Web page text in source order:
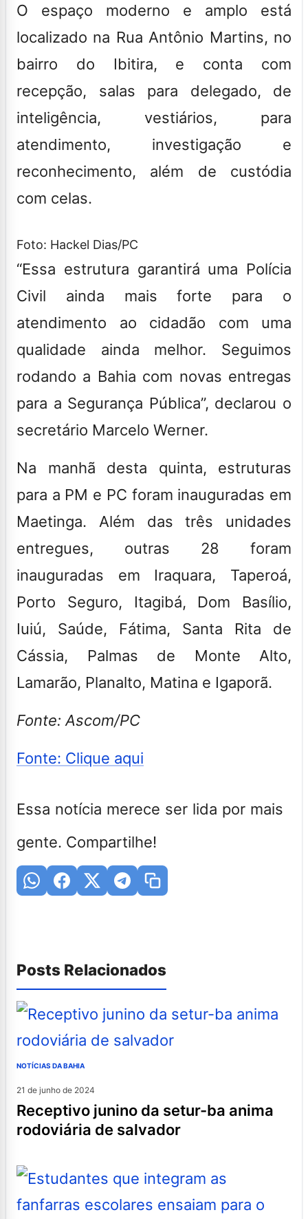
O espaço moderno e amplo está
localizado na Rua Antônio Martins, no
bairro do Ibitira, e conta com
recepção, salas para delegado, de
inteligência, vestiários, para
atendimento, investigação e
reconhecimento, além de custódia
com celas.
Foto: Hackel Dias/PC
“Essa estrutura garantirá uma Polícia
Civil ainda mais forte para o
atendimento ao cidadão com uma
qualidade ainda melhor. Seguimos
rodando a Bahia com novas entregas
para a Segurança Pública”, declarou o
secretário Marcelo Werner.
Na manhã desta quinta, estruturas
para a PM e PC foram inauguradas em
Maetinga. Além das três unidades
entregues, outras 28 foram
inauguradas em Iraquara, Taperoá,
Porto Seguro, Itagibá, Dom Basílio,
Iuiú, Saúde, Fátima, Santa Rita de
Cássia, Palmas de Monte Alto,
Lamarão, Planalto, Matina e Igaporã.
Fonte: Ascom/PC
Fonte: Clique aqui
Essa notícia merece ser lida por mais
gente. Compartilhe!
Posts Relacionados
NOTÍCIAS DA BAHIA
21 de junho de 2024
receptivo junino da setur-ba anima
rodoviária de salvador